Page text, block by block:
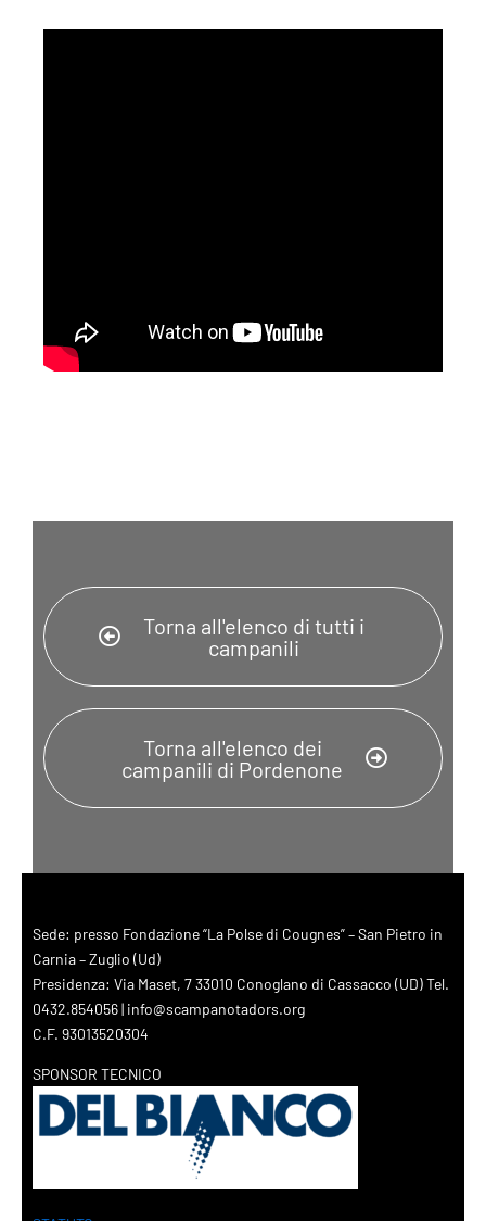
Torna all'elenco di tutti i
campanili
Torna all'elenco dei
campanili di Pordenone
Sede: presso Fondazione “La Polse di Cougnes” – San Pietro in
Carnia – Zuglio (Ud)
Presidenza: Via Maset, 7 33010 Conoglano di Cassacco (UD) Tel.
0432.854056 | info@scampanotadors.org
C.F. 93013520304
SPONSOR TECNICO